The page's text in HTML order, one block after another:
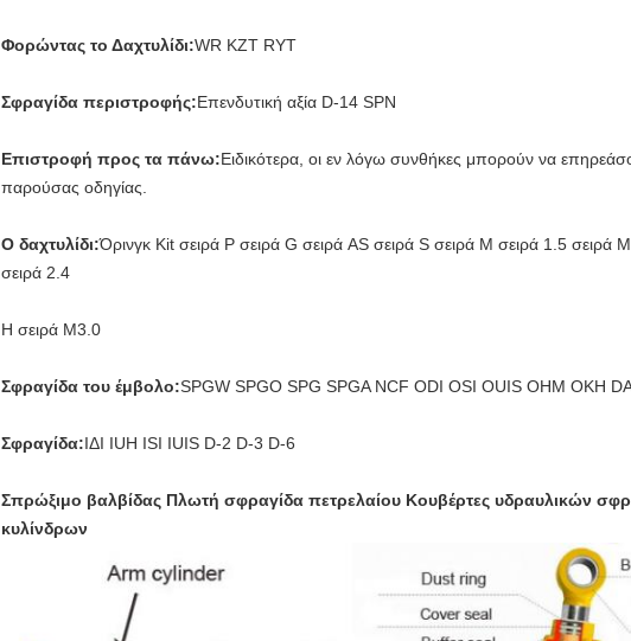
Φορώντας το Δαχτυλίδι:WR KZT RYT
Σφραγίδα περιστροφής:Επενδυτική αξία D-14 SPN
Επιστροφή προς τα πάνω:Ειδικότερα, οι εν λόγω συνθήκες μπορούν να
παρούσας οδηγίας.
Ο δαχτυλίδι:Όρινγκ Kit σειρά P σειρά G σειρά AS σειρά S σειρά M σειρά 1.5 σειρά
σειρά 2.4
Η σειρά M3.0
Σφραγίδα του έμβολο:SPGW SPGO SPG SPGA NCF ODI OSI OUIS OHM OKH
Σφραγίδα:ΙΔΙ IUH ISI IUIS D-2 D-3 D-6
Σπρώξιμο βαλβίδας Πλωτή σφραγίδα πετρελαίου Κουβέρτες υδραυλικών
κυλίνδρων